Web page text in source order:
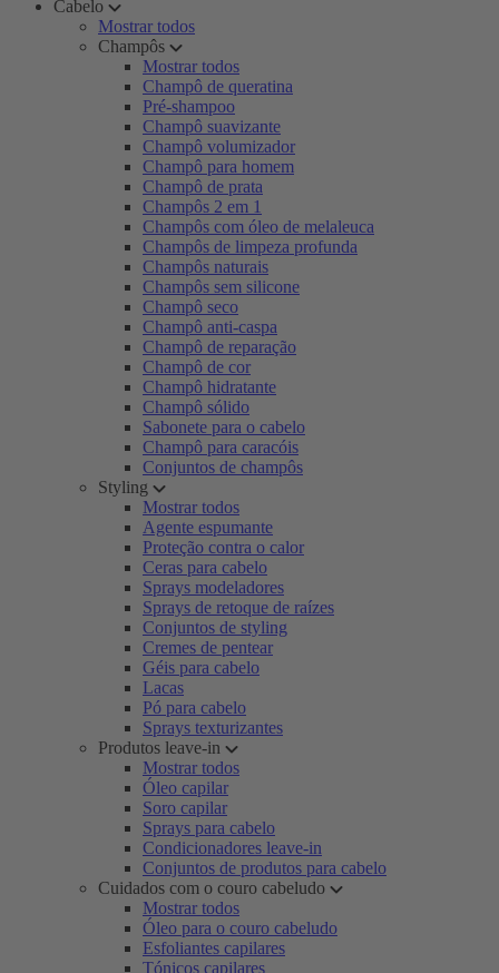
Cabelo
Mostrar todos
Champôs
Mostrar todos
Champô de queratina
Pré-shampoo
Champô suavizante
Champô volumizador
Champô para homem
Champô de prata
Champôs 2 em 1
Champôs com óleo de melaleuca
Champôs de limpeza profunda
Champôs naturais
Champôs sem silicone
Champô seco
Champô anti-caspa
Champô de reparação
Champô de cor
Champô hidratante
Champô sólido
Sabonete para o cabelo
Champô para caracóis
Conjuntos de champôs
Styling
Mostrar todos
Agente espumante
Proteção contra o calor
Ceras para cabelo
Sprays modeladores
Sprays de retoque de raízes
Conjuntos de styling
Cremes de pentear
Géis para cabelo
Lacas
Pó para cabelo
Sprays texturizantes
Produtos leave-in
Mostrar todos
Óleo capilar
Soro capilar
Sprays para cabelo
Condicionadores leave-in
Conjuntos de produtos para cabelo
Cuidados com o couro cabeludo
Mostrar todos
Óleo para o couro cabeludo
Esfoliantes capilares
Tónicos capilares